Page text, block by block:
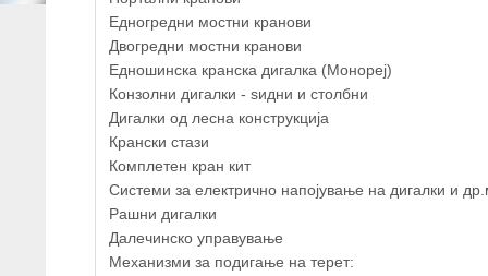
Едногредни мостни кранови
Двогредни мостни кранови
Едношинска кранска дигалка (Монореј)
Конзолни дигалки - ѕидни и столбни
Дигалки од лесна конструкција
Крански стази
Комплетен кран кит
Системи за електрично напојување на дигалки и
Рашни дигалки
Далечинско управување
Механизми за подигање на терет:
+
−